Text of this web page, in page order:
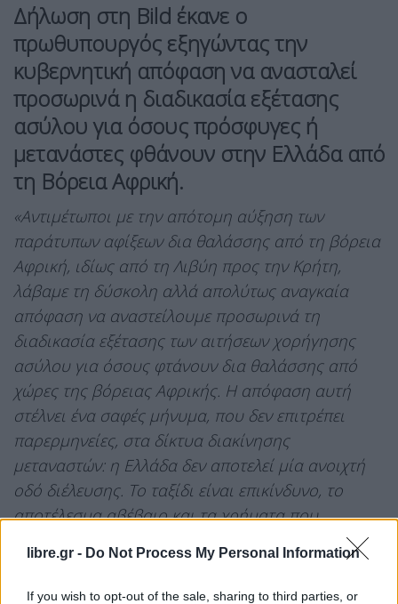
libre.gr - Do Not Process My Personal Information
If you wish to opt-out of the sale, sharing to third parties, or
Δήλωση στη Bild έκανε ο
πρωθυπουργός εξηγώντας την
κυβερνητική απόφαση να ανασταλεί
προσωρινά η διαδικασία εξέτασης
ασύλου για όσους πρόσφυγες ή
μετανάστες φθάνουν στην Ελλάδα από
τη Βόρεια Αφρική.
«Αντιμέτωποι με την απότομη αύξηση των
παράτυπων αφίξεων δια θαλάσσης από τη βόρεια
Αφρική, ιδίως από τη Λιβύη προς την Κρήτη,
λάβαμε τη δύσκολη αλλά απολύτως αναγκαία
απόφαση να αναστείλουμε προσωρινά τη
διαδικασία εξέτασης των αιτήσεων χορήγησης
ασύλου για όσους φτάνουν δια θαλάσσης από
χώρες της βόρειας Αφρικής. Η απόφαση αυτή
στέλνει ένα σαφές μήνυμα, που δεν επιτρέπει
παρερμηνείες, στα δίκτυα διακίνησης
μεταναστών: η Ελλάδα δεν αποτελεί μία ανοιχτή
οδό διέλευσης. Το ταξίδι είναι επικίνδυνο, το
αποτέλεσμα αβέβαιο και τα χρήματα που
καταβάλλονται στους διακινητές τελικά χάνονται
άσκοπα. Οι παράνομες είσοδοι δεν θα οδηγούν σε
νόμιμη εγκατάσταση»,τόνισε οπρωθυπουργός